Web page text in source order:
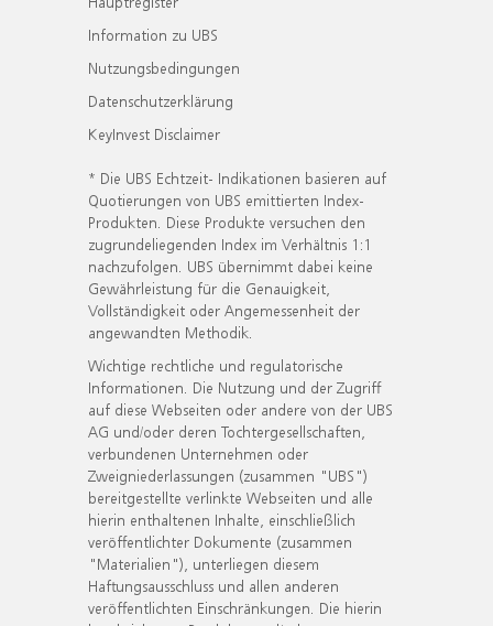
Information zu UBS
Nutzungsbedingungen
Datenschutzerklärung
KeyInvest Disclaimer
* Die UBS Echtzeit- Indikationen basieren auf
Quotierungen von UBS emittierten Index-
Produkten. Diese Produkte versuchen den
zugrundeliegenden Index im Verhältnis 1:1
nachzufolgen. UBS übernimmt dabei keine
Gewährleistung für die Genauigkeit,
Vollständigkeit oder Angemessenheit der
angewandten Methodik.
Wichtige rechtliche und regulatorische
Informationen. Die Nutzung und der Zugriff
auf diese Webseiten oder andere von der UBS
AG und/oder deren Tochtergesellschaften,
verbundenen Unternehmen oder
Zweigniederlassungen (zusammen "UBS")
bereitgestellte verlinkte Webseiten und alle
hierin enthaltenen Inhalte, einschließlich
veröffentlichter Dokumente (zusammen
"Materialien"), unterliegen diesem
Haftungsausschluss und allen anderen
veröffentlichten Einschränkungen. Die hierin